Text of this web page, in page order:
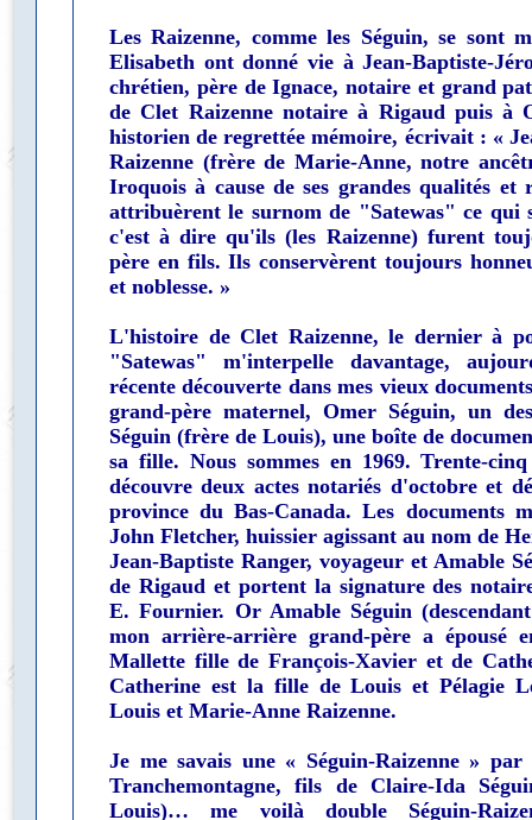
Les Raizenne, comme les Séguin, se sont
Elisabeth ont donné vie à Jean-Baptiste-
chrétien, père de Ignace, notaire et grand
de Clet Raizenne notaire à Rigaud puis à
historien de regrettée mémoire, écrivait : «
Raizenne (frère de Marie-Anne, notre
Iroquois à cause de ses grandes qualités
attribuèrent le surnom de "Satewas" ce qui
c'est à dire qu'ils (les Raizenne) furent
père en fils. Ils conservèrent toujours
et noblesse. »
L'histoire de Clet Raizenne, le dernier à
"Satewas" m'interpelle davantage,
récente découverte dans mes vieux
grand-père maternel, Omer Séguin, un
Séguin (frère de Louis), une boîte de
sa fille. Nous sommes en 1969. Trente-
découvre deux actes notariés d'octobre et
province du Bas-Canada. Les documents
John Fletcher, huissier agissant au nom de
Jean-Baptiste Ranger, voyageur et Amable
de Rigaud et portent la signature des
E. Fournier. Or Amable Séguin
mon arrière-arrière grand-père a épousé
Mallette fille de François-Xavier et de
Catherine est la fille de Louis et Pélagie
Louis et Marie-Anne Raizenne.
Je me savais une « Séguin-Raizenne »
Tranchemontagne, fils de Claire-Ida
Louis)… me voilà double Séguin-